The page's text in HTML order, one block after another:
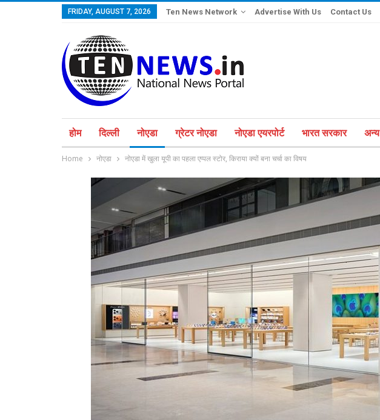
FRIDAY, AUGUST 7, 2026 Ten News Network Advertise With Us Contact Us
होम दिल्ली नोएडा ग्रेटर नोएडा नोएडा एयरपोर्ट भारत सरकार अन्य
Home नोएडा नोएडा में खुला यूपी का पहला एप्पल स्टोर, किराया क्यों बना चर्चा का विषय